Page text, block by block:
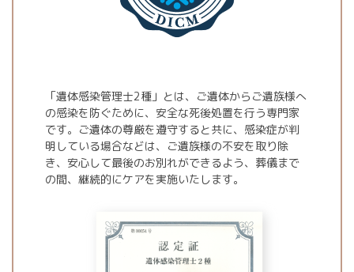
「遺体感染管理士2種」とは、ご遺体からご遺族様へ
の感染を防ぐために、安全な死後処置を行う専門家
です。ご遺体の尊厳を遵守すると共に、感染症が判
明している場合などは、ご遺族様の不安を取り除
き、安心して最後のお別れができるよう、葬儀まで
の間、継続的にケアを実施いたします。